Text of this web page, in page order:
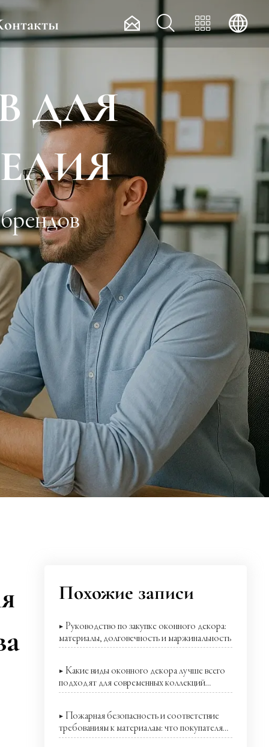
   
ДЛЯ
Похожие записи
▶ Руководство по закупке оконного декора:
материалы, долговечность и маржинальность
▶ Какие виды оконного декора лучше всего
подходят для современных коллекций
товаров для дома?
▶ Пожарная безопасность и соответствие
требованиям к материалам: что покупателям
следует проверить в оконном декоре